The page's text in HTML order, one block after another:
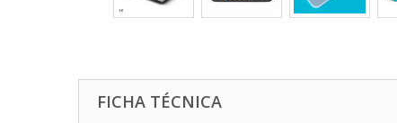
FICHA TÉCNICA